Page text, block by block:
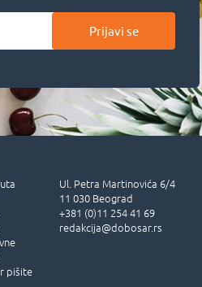
Prijavi se
pišite
Ul. Petra Martinovića 6/4
11 030 Beograd
+381 (0)11 254 41 69
redakcija@dobosar.rs